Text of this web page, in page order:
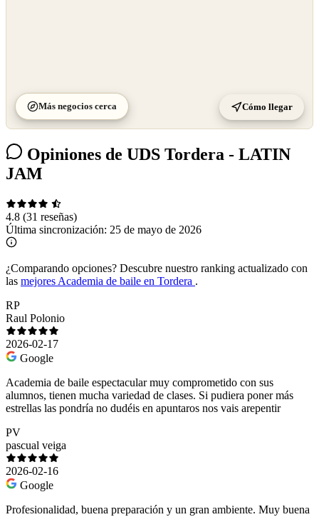
Más negocios cerca Cómo llegar
Opiniones de UDS Tordera - LATIN
JAM
4.8 (31 reseñas)
Última sincronización: 25 de mayo de 2026
¿Comparando opciones? Descubre nuestro ranking actualizado con
las mejores Academia de baile en Tordera .
RP
Raul Polonio
2026-02-17
Google
Academia de baile espectacular muy comprometido con sus
alumnos, tienen mucha variedad de clases. Si pudiera poner más
estrellas las pondría no dudéis en apuntaros nos vais arepentir
PV
pascual veiga
2026-02-16
Google
Profesionalidad, buena preparación y un gran ambiente. Muy buena